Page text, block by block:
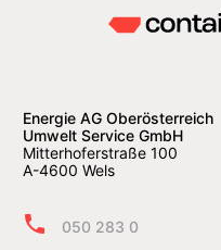
Energie AG Oberösterreich
Umwelt Service GmbH
Mitterhoferstraße 100
A-4600 Wels
050 283 0